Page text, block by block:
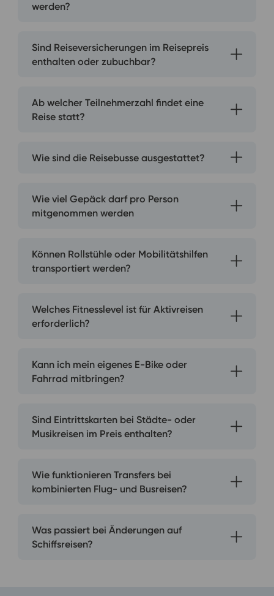
werden?
Sind Reiseversicherungen im Reisepreis
enthalten oder zubuchbar?
Ab welcher Teilnehmerzahl findet eine
Reise statt?
Wie sind die Reisebusse ausgestattet?
Wie viel Gepäck darf pro Person
mitgenommen werden
Können Rollstühle oder Mobilitätshilfen
transportiert werden?
Welches Fitnesslevel ist für Aktivreisen
erforderlich?
Kann ich mein eigenes E-Bike oder
Fahrrad mitbringen?
Sind Eintrittskarten bei Städte- oder
Musikreisen im Preis enthalten?
Wie funktionieren Transfers bei
kombinierten Flug- und Busreisen?
Was passiert bei Änderungen auf
Schiffsreisen?